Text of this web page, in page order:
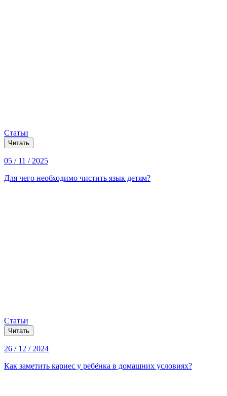
Статьи
Читать
05 / 11 / 2025
Для чего необходимо чистить язык детям?
Статьи
Читать
26 / 12 / 2024
Как заметить кариес у ребёнка в домашних условиях?